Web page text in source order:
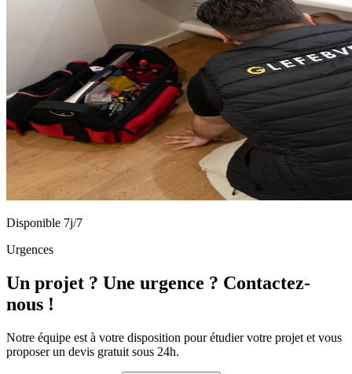
Disponible 7j/7
Urgences
Un projet ? Une urgence ? Contactez-
nous !
Notre équipe est à votre disposition pour étudier votre projet et vous
proposer un devis gratuit sous 24h.